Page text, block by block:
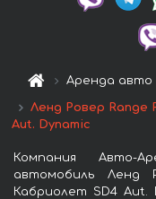
Аренда авто
Ленд Ровер Range
Aut. Dynamic
Компания Авто-
автомобиль Ленд
Кабриолет SD4 Aut.